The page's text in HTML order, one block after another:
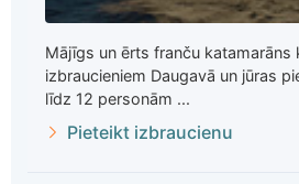
Mājīgs un ērts franču katamarāns
izbraucieniem Daugavā un jūras
līdz 12 personām ...
Pieteikt izbraucienu